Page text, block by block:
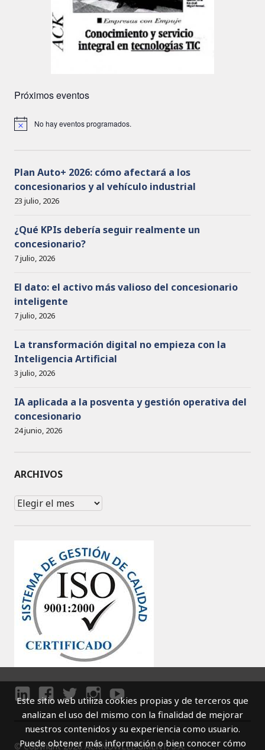
Este sitio web utiliza cookies propias y de terceros que
analizan el uso del mismo con la finalidad de mejorar
nuestros contenidos y su experiencia como usuario.
Puede obtener más información o bien conocer cómo
Próximos eventos
No hay eventos programados.
Plan Auto+ 2026: cómo afectará a los
concesionarios y al vehículo industrial
23 julio, 2026
¿Qué KPIs debería seguir realmente un
concesionario?
7 julio, 2026
El dato: el activo más valioso del concesionario
inteligente
7 julio, 2026
La transformación digital no empieza con la
Inteligencia Artificial
3 julio, 2026
IA aplicada a la posventa y gestión operativa del
concesionario
24 junio, 2026
ARCHIVOS
Archivos
LI
N
K
F
A
C
T
W
I
I
N
S
Y
O
U
© Copyright 2026 ACKNOWLEDGMENT, S.A.